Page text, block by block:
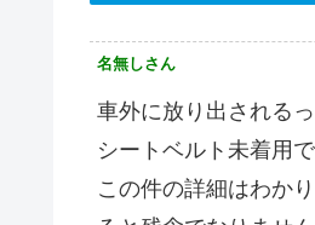
名無しさん
車外に放り出される
シートベルト未着用で
この件の詳細はわか